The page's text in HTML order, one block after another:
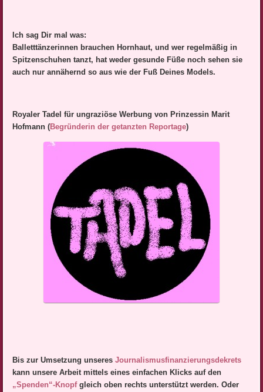
Ich sag Dir mal was:
Balletttänzerinnen brauchen Hornhaut, und wer regelmäßig in
Spitzenschuhen tanzt, hat weder gesunde Füße noch sehen sie
auch nur annähernd so aus wie der Fuß Deines Models.
Royaler Tadel für ungraziöse Werbung von Prinzessin Marit
Hofmann (Begründerin der getanzten Reportage)
Bis zur Umsetzung unseresJournalismusfinanzierungsdekrets
kann unsere Arbeit mittels eines einfachen Klicks auf den
„Spenden“-Knopfgleich oben rechts unterstützt werden. Oder